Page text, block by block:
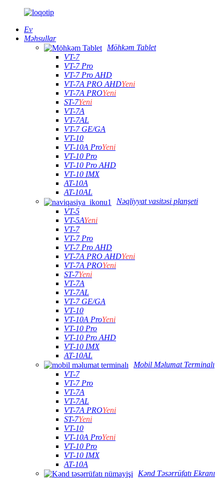
Ev
Məhsullar
Möhkəm Tablet
VT-7
VT-7 Pro
VT-7 Pro AHD
VT-7A PRO AHDYeni
VT-7A PROYeni
ST-7Yeni
VT-7A
VT-7AL
VT-7 GE/GA
VT-10
VT-10A ProYeni
VT-10 Pro
VT-10 Pro AHD
VT-10 IMX
AT-10A
AT-10AL
Nəqliyyat vasitəsi planşeti
VT-5
VT-5AYeni
VT-7
VT-7 Pro
VT-7 Pro AHD
VT-7A PRO AHDYeni
VT-7A PROYeni
ST-7Yeni
VT-7A
VT-7AL
VT-7 GE/GA
VT-10
VT-10A ProYeni
VT-10 Pro
VT-10 Pro AHD
VT-10 IMX
AT-10AL
Mobil Məlumat Terminalı
VT-7
VT-7 Pro
VT-7A
VT-7AL
VT-7A PROYeni
ST-7Yeni
VT-10
VT-10A ProYeni
VT-10 Pro
VT-10 IMX
AT-10A
Kənd Təsərrüfatı Ekranı